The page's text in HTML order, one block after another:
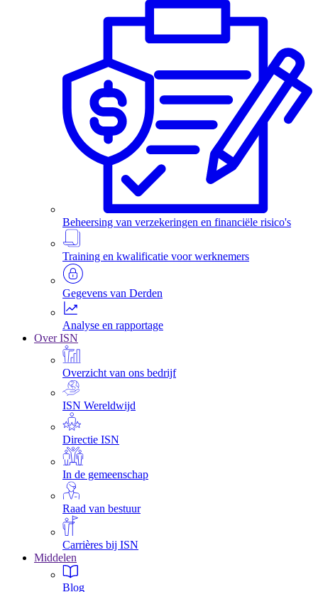
Beheersing van verzekeringen en financiële risico's
Training en kwalificatie voor werknemers
Gegevens van Derden
Analyse en rapportage
Over ISN
Overzicht van ons bedrijf
ISN Wereldwijd
Directie ISN
In de gemeenschap
Raad van bestuur
Carrières bij ISN
Middelen
Blog